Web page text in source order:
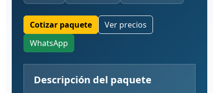
Cotizar paquete
Ver precios
WhatsApp
Descripción del paquete